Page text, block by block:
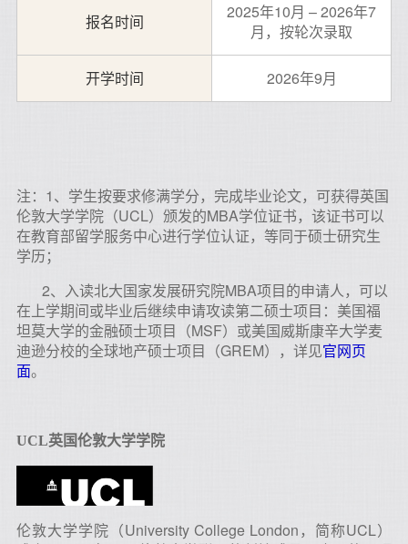
报名时间
2025年10月 – 2026年7
月，按轮次录取
开学时间 2026年9月
注：1、学生按要求修满学分，完成毕业论文，可获得英国
伦敦大学学院（UCL）颁发的MBA学位证书，该证书可以
在教育部留学服务中心进行学位认证，等同于硕士研究生
学历；
2、入读北大国家发展研究院MBA项目的申请人，可以
在上学期间或毕业后继续申请攻读第二硕士项目：美国福
坦莫大学的金融硕士项目（MSF）或美国威斯康辛大学麦
迪逊分校的全球地产硕士项目（GREM），详见官网页
面。
UCL英国伦敦大学学院
伦敦大学学院（University College London，简称UCL）